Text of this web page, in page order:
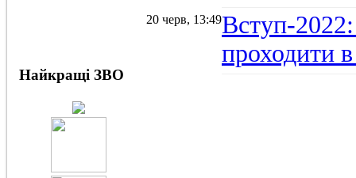
20 черв, 13:49Вступ-
проходити в
Найкращі ЗВО